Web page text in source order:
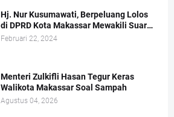
Hj. Nur Kusumawati, Berpeluang Lolos
di DPRD Kota Makassar Mewakili Suara
Perempuan Dapil 2
Februari 22, 2024
Menteri Zulkifli Hasan Tegur Keras
Walikota Makassar Soal Sampah
Agustus 04, 2026